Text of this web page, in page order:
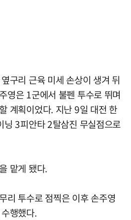
구리 근육 미세 손상이 생겨 뒤
영은 1군에서 불펜 투수로 뛰며
계획이었다. 지난 9일 대전 한
닝 3피안타 2탈삼진 무실점으로
맡게 됐다.
리 투수로 점찍은 이후 손주영
행했다.